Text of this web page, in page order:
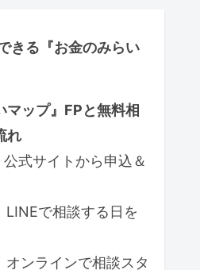
きる『お金のみらい
マップ』FPと無料相
れ
公式サイトから申込＆
LINEで相談する日を
オンラインで相談スタ